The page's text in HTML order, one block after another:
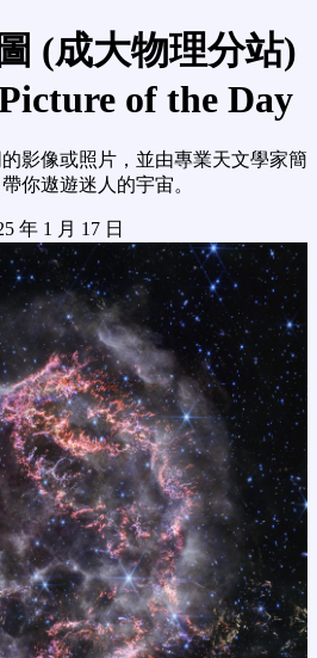
(成大物理分站)
of the Day
影像或照片，並由專業天文學家簡
你遨遊迷人的宇宙。
年 1 月 17 日